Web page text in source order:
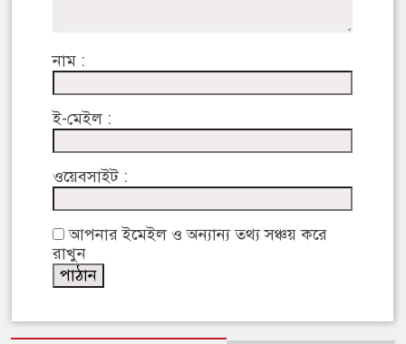
নাম :
ই-মেইল :
ওয়েবসাইট :
আপনার ইমেইল ও অন্যান্য তথ্য সঞ্চয় করে
রাখুন